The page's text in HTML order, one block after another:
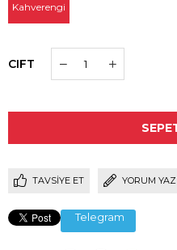
Kahverengi
CIFT
TAVSIYE ET YORUM YAZ
Telegram